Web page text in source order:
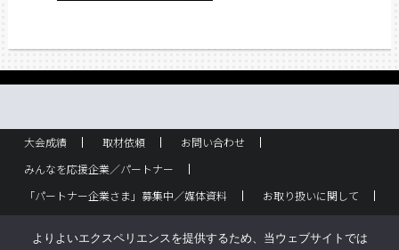
大会成績 取材依頼
お問い合わせ
みんなを応援企業／パートナー
「パートナー企業さま」募集中／媒体資料
お取り扱いに関して
よりよいエクスペリエンスを提供するため、当ウェブサイトでは